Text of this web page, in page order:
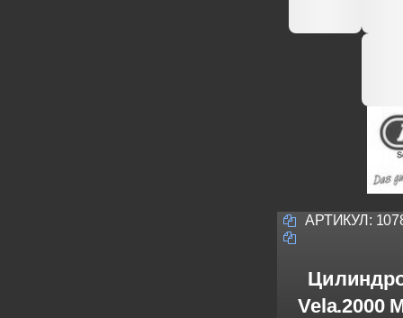
АРТИКУЛ:
Vela.2000